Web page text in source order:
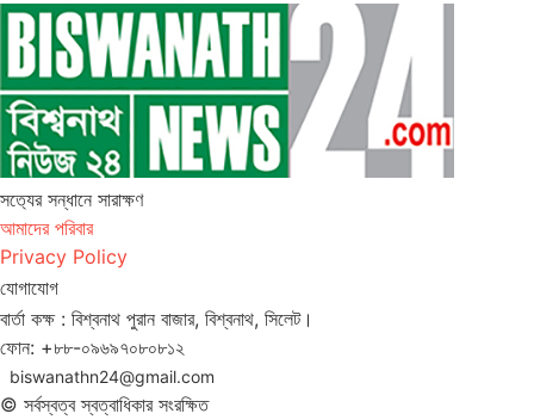
সত‌্যের সন্ধানে সারাক্ষণ
আমাদের পরিবার
Privacy Policy
যোগাযোগ
বার্তা কক্ষ : বিশ্বনাথ পুরান বাজার, বিশ্বনাথ, সিলেট।
ফোন: +৮৮-০৯৬৯৭০৮০৮১২
biswanathn24@gmail.com
© সর্বস্বত্ব স্বত্বাধিকার সংরক্ষিত